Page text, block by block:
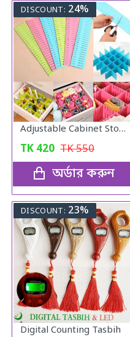
DISCOUNT: 24%
Adjustable Cabinet Storage Divider (6pcs)
TK 420 TK550
অর্ডার করুন
DISCOUNT: 23%
Digital Counting Tasbih